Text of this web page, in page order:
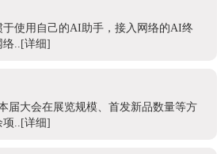
使用自己的AI助手，接入网络的AI终
络.. [详细]
届大会在展览规模、首发新品数量等方
项..[详细]